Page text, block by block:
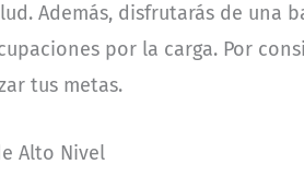
Además, disfrutarás de una
por la carga. Por
tus metas.
Alto Nivel